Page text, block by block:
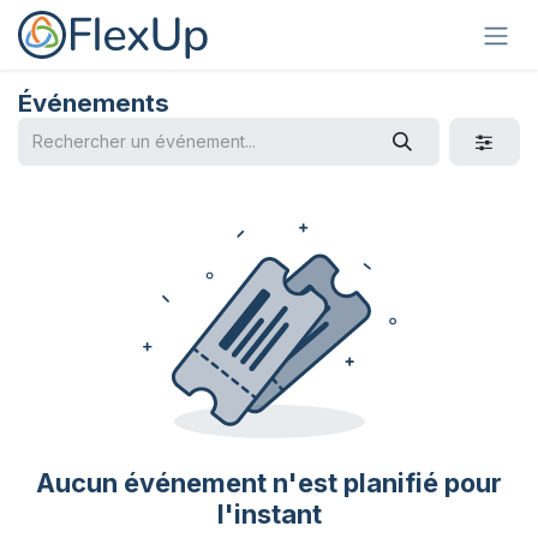
Se rendre au contenu
Événements
Aucun événement n'est planifié pour
l'instant